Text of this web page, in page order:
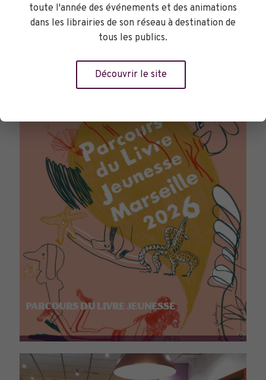
TOURNÉES GÉNÉRALES
PARCOURS DU LIVRE JEUNESSE
toute l'année des événements et des animations
dans les librairies de son réseau à destination de
tous les publics.
Découvrir le site